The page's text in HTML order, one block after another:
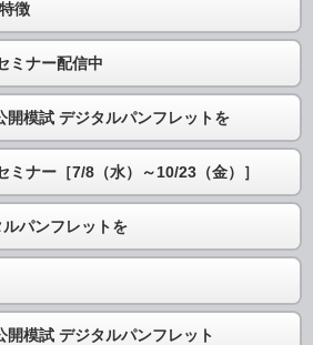
徴
ミナー配信中
開模試 デジタルパンフレットを
ミナー［7/8（水）～10/23（金）］
パンフレットを
開模試 デジタルパンフレット